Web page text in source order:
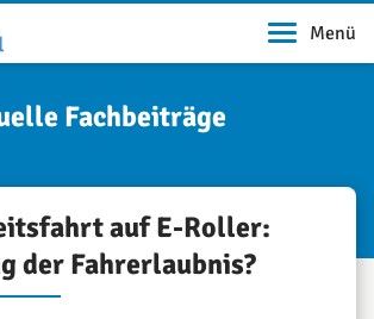
Menü
Fachbeiträge
auf E-Roller:
der Fahrerlaubnis?